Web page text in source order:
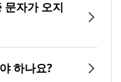
문자가 오지
하나요?